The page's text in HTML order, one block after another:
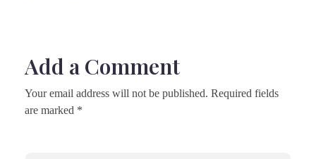
Add a Comment
Your email address will not be published. Required fields
are marked *